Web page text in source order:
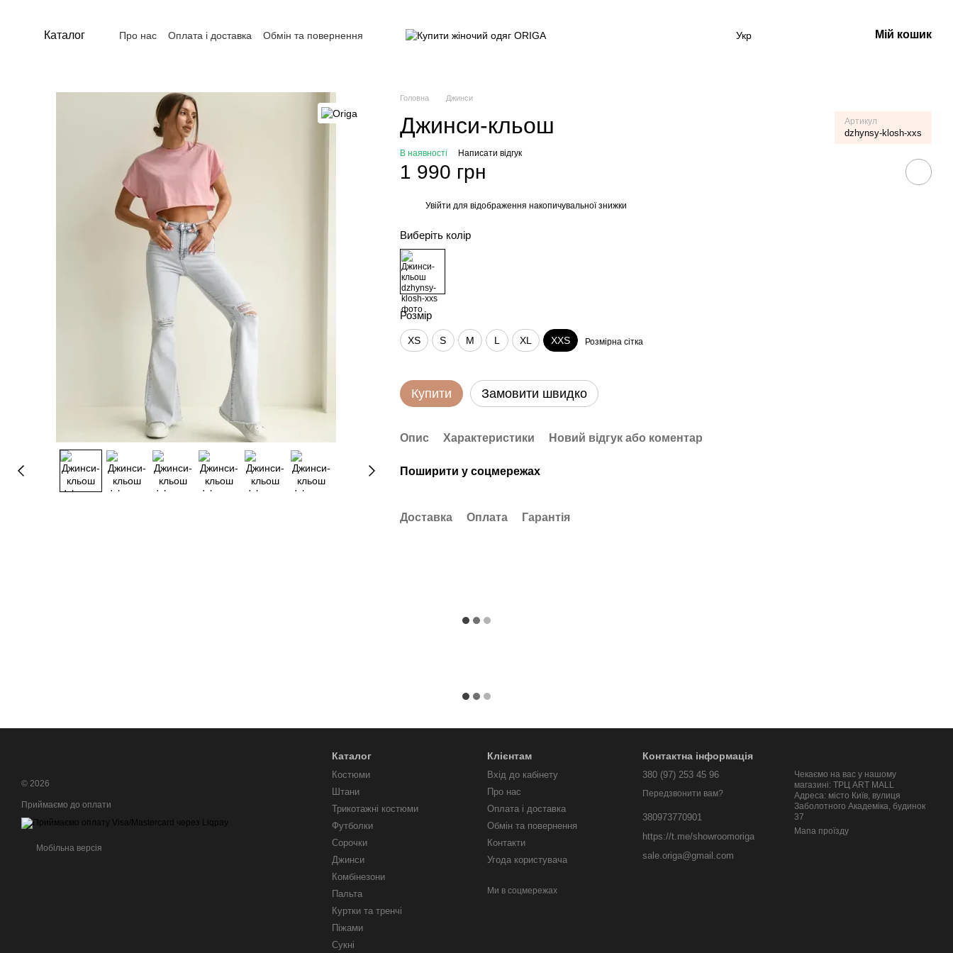
Каталог Про нас Оплата і доставка
Обмін та повернення
Укр Мій кошик
Головна Джинси
Джинси-кльош Артикул
dzhynsy-klosh-xxs
В наявності Написати відгук
1 990 грн
Увійти для відображення накопичувальної знижки
Виберіть колір
Розмір
XS S M L XL XXS Розмірна сітка
Купити Замовити швидко
Опис Характеристики Новий відгук або коментар
Поширити у соцмережах
Доставка Оплата Гарантія
© 2026
Приймаємо до оплати
Мобільна версія
Каталог
Костюми
Штани
Трикотажні костюми
Футболки
Сорочки
Джинси
Комбінезони
Пальта
Куртки та тренчі
Піжами
Сукні
Клієнтам
Вхід до кабінету
Про нас
Оплата і доставка
Обмін та повернення
Контакти
Угода користувача
Ми в соцмережах
Контактна інформація
380 (97) 253 45 96
Передзвонити вам?
380973770901
https://t.me/showroomoriga
sale.origa@gmail.com
Чекаємо на вас у нашому
магазині: ТРЦ ART MALL
Адреса: місто Київ, вулиця
Заболотного Академіка, будинок
37
Мапа проїзду